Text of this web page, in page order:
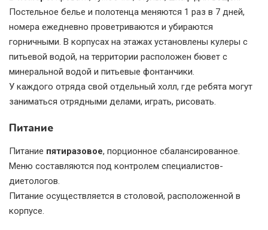
Постельное белье и полотенца меняются 1 раз в 7 дней,
номера ежедневно проветриваются и убираются
горничными. В корпусах на этажах установлены кулеры с
питьевой водой, на территории расположен бювет с
минеральной водой и питьевые фонтанчики.
У каждого отряда свой отдельный холл, где ребята могут
заниматься отрядными делами, играть, рисовать.
Питание
Питание пятиразовое, порционное сбалансированное.
Меню составляются под контролем специалистов-
диетологов.
Питание осуществляется в столовой, расположенной в
корпусе.